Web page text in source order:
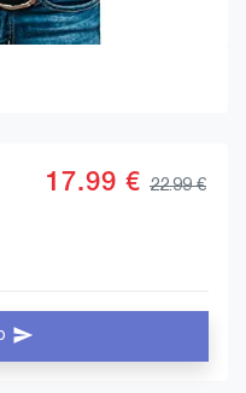
17.99 € 22.99 €